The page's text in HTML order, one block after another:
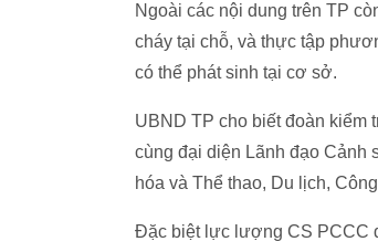
Ngoài các nội dung trên TP
cháy tại chỗ, và thực tập
có thể phát sinh tại cơ sở.
UBND TP cho biết đoàn kiểm
cùng đại diện Lãnh đạo Cảnh
hóa và Thể thao, Du lịch,
Đặc biệt lực lượng CS PCCC